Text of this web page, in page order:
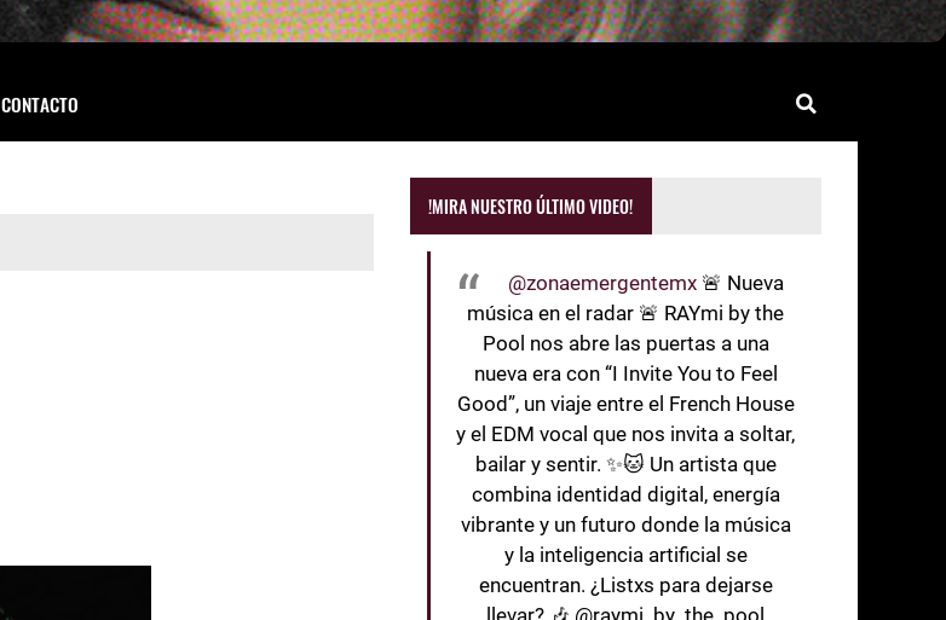
CONTACTO
!MIRA NUESTRO ÚLTIMO VIDEO!
@zonaemergentemx 🚨 Nueva
música en el radar 🚨 RAYmi by the
Pool nos abre las puertas a una
nueva era con “I Invite You to Feel
Good”, un viaje entre el French House
y el EDM vocal que nos invita a soltar,
bailar y sentir. ✨🐱 Un artista que
combina identidad digital, energía
vibrante y un futuro donde la música
y la inteligencia artificial se
encuentran. ¿Listxs para dejarse
llevar? 🎶 @raymi_by_the_pool